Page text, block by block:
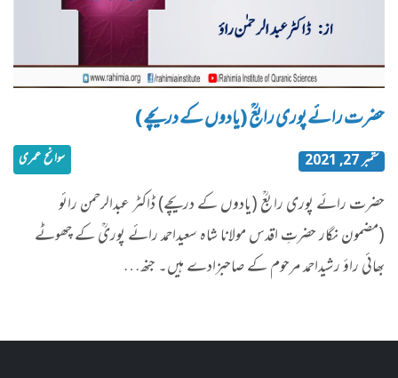
حضرت رائے پوری رابعؒ (یادوں کے دریچے)
ستمبر 27, 2021 سوانح عمری
حضرت رائے پوری رابعؒ (یادوں کے دریچے) ڈاکٹر عبدالرحمن رائو
(مضمون نگار حضرتِ اقدس مولانا شاہ سعیداحمد رائے پوریؒ کے چھوٹے
بھائی راؤ رشیداحمد مرحوم کے صاحبزادے ہیں۔ جنھ…